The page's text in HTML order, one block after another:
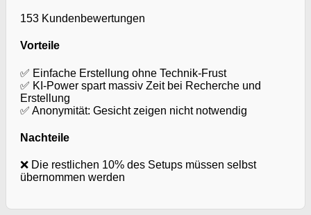
153 Kundenbewertungen
Vorteile
✅ Einfache Erstellung ohne Technik-Frust
✅ KI-Power spart massiv Zeit bei Recherche und
Erstellung
✅ Anonymität: Gesicht zeigen nicht notwendig
Nachteile
❌ Die restlichen 10% des Setups müssen selbst
übernommen werden